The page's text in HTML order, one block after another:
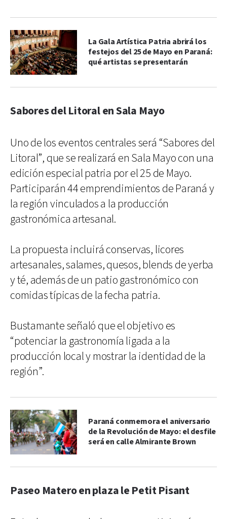
La Gala Artística Patria abrirá los
festejos del 25 de Mayo en Paraná:
qué artistas se presentarán
Sabores del Litoral en Sala Mayo
Uno de los eventos centrales será “Sabores del
Litoral”, que se realizará en Sala Mayo con una
edición especial patria por el 25 de Mayo.
Participarán 44 emprendimientos de Paraná y
la región vinculados a la producción
gastronómica artesanal.
La propuesta incluirá conservas, licores
artesanales, salames, quesos, blends de yerba
y té, además de un patio gastronómico con
comidas típicas de la fecha patria.
Bustamante señaló que el objetivo es
“potenciar la gastronomía ligada a la
producción local y mostrar la identidad de la
región”.
Paraná conmemora el aniversario
de la Revolución de Mayo: el desfile
será en calle Almirante Brown
Paseo Matero en plaza le Petit Pisant